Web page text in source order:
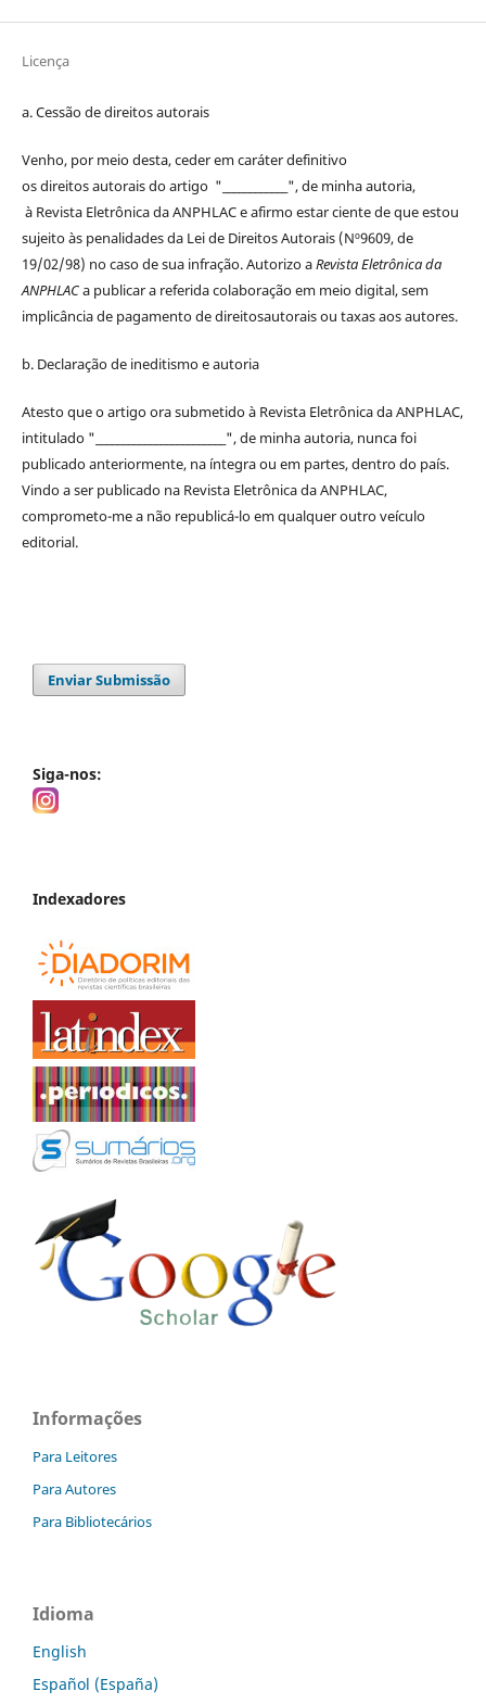
Licença
a. Cessão dedireitosautorais
Venho, por meio desta, ceder em caráter definitivo
osdireitosautoraisdo artigo "____________", de minha autoria,
à Revista Eletrônica da ANPHLACe afirmo estar ciente de que estou
sujeito às penalidades da Lei de DireitosAutorais(Nº9609, de
19/02/98) no caso de sua infração. Autorizo aRevista Eletrônica da
ANPHLACa publicar a referida colaboração em meio digital, sem
implicância de pagamento dedireitosautoraisou taxas aos autores.
b. Declaração de ineditismo e autoria
Atesto que o artigo ora submetido à Revista Eletrônica da ANPHLAC,
intitulado "________________________", de minha autoria, nunca foi
publicado anteriormente, na íntegra ou em partes, dentrodo país.
Vindo a ser publicado na Revista Eletrônica da ANPHLAC,
comprometo-me a não republicá-lo em qualquer outro veículo
editorial.
Enviar Submissão
Siga-nos:
Indexadores
Informações
Para Leitores
Para Autores
Para Bibliotecários
Idioma
English
Español (España)